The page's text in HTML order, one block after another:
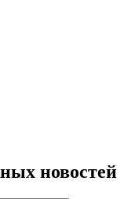
новостей